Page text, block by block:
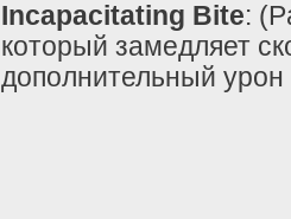
Incapacitating Bite:
который замедляет
дополнительный